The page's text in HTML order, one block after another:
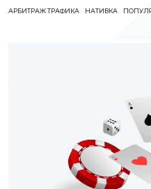
АРБИТРАЖ ТРАФИКА НАТИВКА